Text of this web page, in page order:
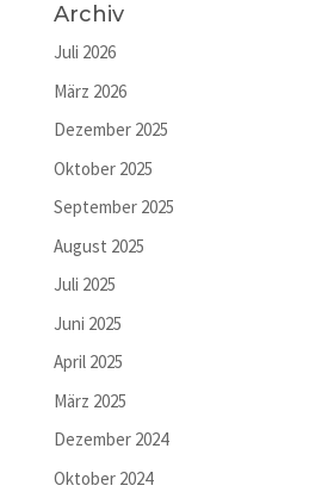
Archiv
Juli 2026
März 2026
Dezember 2025
Oktober 2025
September 2025
August 2025
Juli 2025
Juni 2025
April 2025
März 2025
Dezember 2024
Oktober 2024